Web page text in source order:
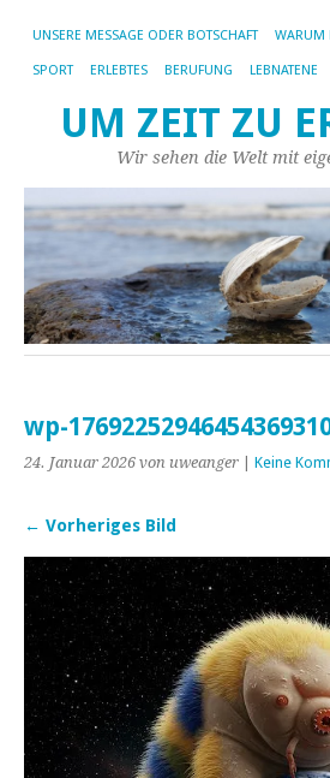
UNSERE MESSAGE ODER BOTSCHAFT WARUM
SPORT ERLEBTES BERUFUNG LEBNATENE
UM ZEIT ZU
Wir sehen die Welt mit
wp-
24. Januar 2026 von uweanger | Keine
← Vorheriges Bild